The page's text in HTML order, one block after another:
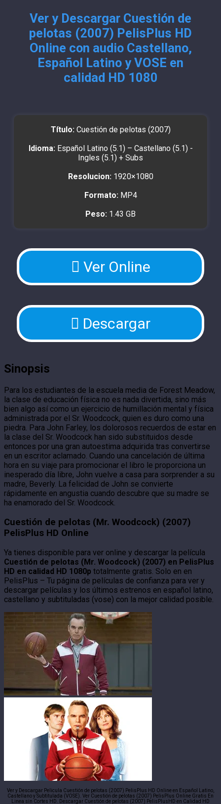
Ver y Descargar Cuestión de
pelotas (2007) PelisPlus HD
Online con audio Castellano,
Español Latino y VOSE en
calidad HD 1080
Título: Cuestión de pelotas (2007)
Idioma: Español Latino (5.1) – Castellano (5.1) -
Ingles (5.1) + Subs
Resolucion: 1920×1080
Formato: MP4
Peso: 1.43 GB
Ver Online
Descargar
Sinopsis
Para los estudiantes de la escuela media de Forest Meadow,
la clase de educación física no es nada divertida, sino más
bien algo así como un ejercicio de humillación mental y física
administrada por el Sr. Woodcock, quien es duro como una
piedra. Para John Farley, los dolorosos recuerdos de estar en
la clase del Sr. Woodcock han sido substituidos desde
entonces por una gran autoestima adquirida tras convertirse
en un escritor aclamado. Cuando una cancelación de última
hora en su viaje para promocionar el libro le proporciona un
inesperado día libre, John vuelve a casa para sorprender a su
madre, Beverly. La felicidad de John se convierte
rápidamente en angustia cuando descubre que su madre se
ha enamorado del Sr. Woodcock.
Cuestión de pelotas (Mr. Woodcock) (2007)
PelisPlus HD Online
Ya tienes disponible para ver online y descargar la película
Cuestión de pelotas (Mr. Woodcock) (2007) en PelisPlus
HD en calidad HD 1080p totalmente gratis. Solo en en
PelisPlus – Tu página de películas de confianza para ver y
descargar películas y los últimos estrenos en español latino,
castellano y subtituladas (vose) con la mejor calidad posible.
Ver y Descargar Pelicula Cuestión de pelotas (2007) PelisPlus HD Online en Español Latino,
Castellano y Subtitulada (VOSE). Ver Cuestión de pelotas (2007) PelisPlus Online Gratis En
Linea sin Cortes HD. Descargar Cuestión de pelotas (2007) PelisPlusHD en Calidad HD